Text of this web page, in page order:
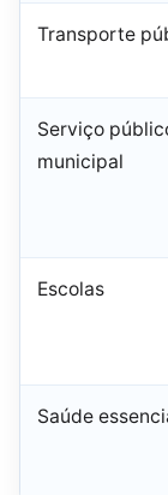
Transporte
Serviço
municipal
Escolas
Saúde